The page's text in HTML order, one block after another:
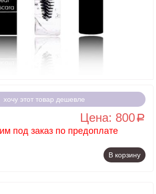
хочу этот товар дешевле
Цена: 800a
под заказ по предоплате
В корзину